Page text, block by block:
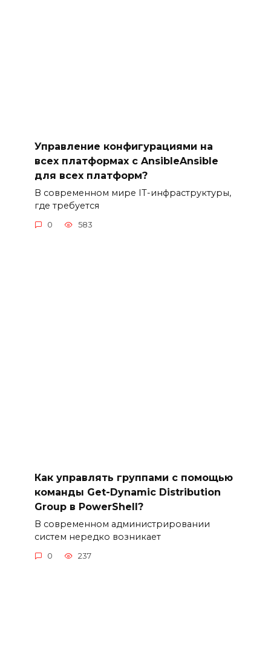
Управление конфигурациями на
всех платформах с AnsibleAnsible
для всех платформ?
В современном мире IT-инфраструктуры,
где требуется
0 583
Как управлять группами с помощью
команды Get-Dynamic Distribution
Group в PowerShell?
В современном администрировании
систем нередко возникает
0 237